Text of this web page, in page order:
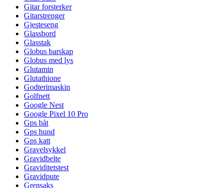
Gitar forsterker
Gitarstrenger
Gjesteseng
Glassbord
Glasstak
Globus barskap
Globus med lys
Glutamin
Glutathione
Godterimaskin
Golfnett
Google Nest
Google Pixel 10 Pro
Gps båt
Gps hund
Gps katt
Gravelsykkel
Gravidbelte
Graviditetstest
Gravidpute
Grensaks